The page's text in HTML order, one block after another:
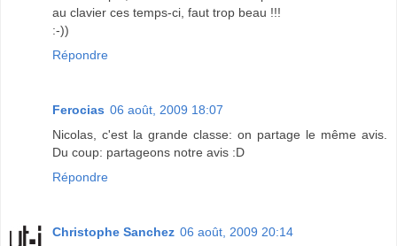
au clavier ces temps-ci, faut trop beau !!!
:-))
Répondre
Ferocias 06 août, 2009 18:07
Nicolas, c'est la grande classe: on partage le même avis.
Du coup: partageons notre avis :D
Répondre
Christophe Sanchez 06 août, 2009 20:14